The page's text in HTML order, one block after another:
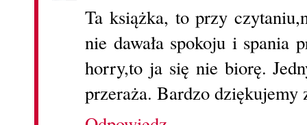
Ta książka, to przy
nie dawała spokoju i spania
horry,to ja się nie biorę.
przeraża. Bardzo